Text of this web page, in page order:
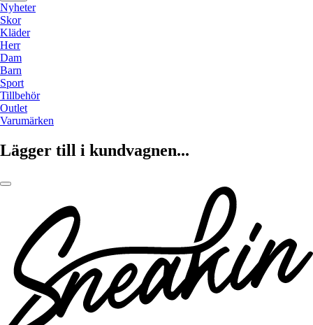
Nyheter
Skor
Kläder
Herr
Dam
Barn
Sport
Tillbehör
Outlet
Varumärken
Lägger till i kundvagnen...